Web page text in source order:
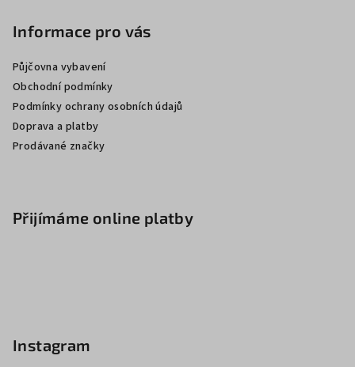
Informace pro vás
Půjčovna vybavení
Obchodní podmínky
Podmínky ochrany osobních údajů
Doprava a platby
Prodávané značky
Přijímáme online platby
Instagram